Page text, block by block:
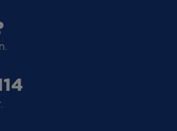
om din elbil